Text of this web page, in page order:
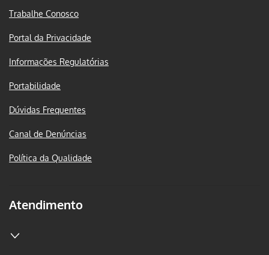
Trabalhe Conosco
Portal da Privacidade
Informações Regulatórias
Portabilidade
Dúvidas Frequentes
Canal de Denúncias
Política da Qualidade
Atendimento